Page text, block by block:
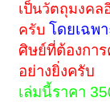
เป็นวัตถุมงคล
ครับ โดยเฉพ
ศิษย์ที่ต้องกา
อย่างยิ่งครับ
เล่มนี้ราคา